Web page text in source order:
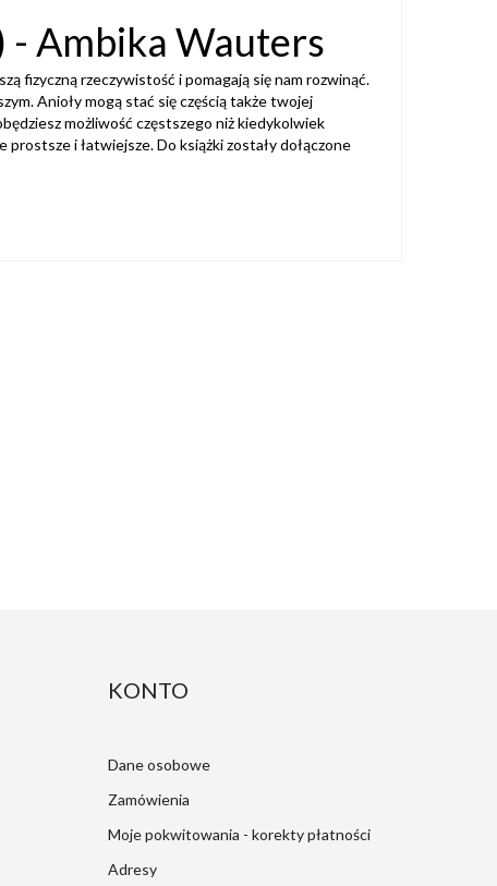
- Ambika Wauters
fizyczną rzeczywistość i pomagają się nam rozwinąć.
Anioły mogą stać się częścią także twojej
możliwość częstszego niż kiedykolwiek
prostsze i łatwiejsze. Do książki zostały dołączone
KONTO
Dane osobowe
Zamówienia
Moje pokwitowania - korekty płatności
Adresy